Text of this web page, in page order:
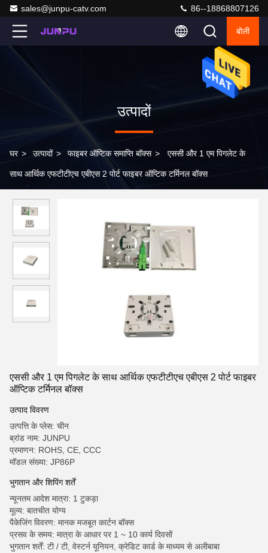
sales@junpu-catv.com 86--18868807126
बोली
उत्पादों
घर > उत्पादों > फाइबर ऑप्टिक समाप्ति बॉक्स > एससी और 1 एम पिगलेट के
साथ आर्थिक एफटीटीएच एबीएस 2 पोर्ट फाइबर ऑप्टिक टर्मिनल बॉक्स
एससी और 1 एम पिगलेट के साथ आर्थिक एफटीटीएच एबीएस 2 पोर्ट फाइबर
ऑप्टिक टर्मिनल बॉक्स
उत्पाद विवरण
उत्पत्ति के प्लेस: चीन
ब्रांड नाम: JUNPU
प्रमाणन: ROHS, CE, CCC
मॉडल संख्या: JP86P
भुगतान और शिपिंग शर्तें
न्यूनतम आदेश मात्रा: 1 टुकड़ा
मूल्य: बातचीत योग्य
पैकेजिंग विवरण: मानक मजबूत कार्टन बॉक्स
प्रसव के समय: मात्रा के आधार पर 1 ~ 10 कार्य दिवसों
भुगतान शर्तें: टी / टी, वेस्टर्न यूनियन, क्रेडिट कार्ड के माध्यम से अलीबाबा